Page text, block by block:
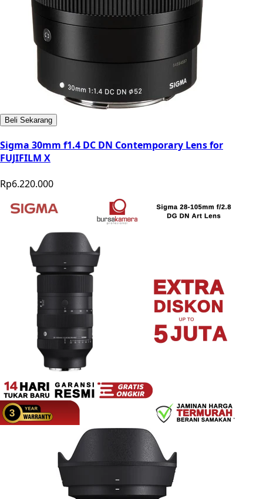
Beli Sekarang
Sigma 30mm f1.4 DC DN Contemporary Lens for
FUJIFILM X
Rp6.220.000